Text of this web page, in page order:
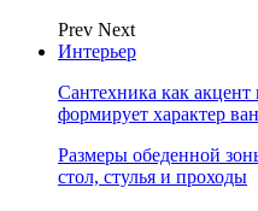
Prev Next
Интерьер
Сантехника как акцент
формирует характер
Размеры обеденной
стол, стулья и проходы